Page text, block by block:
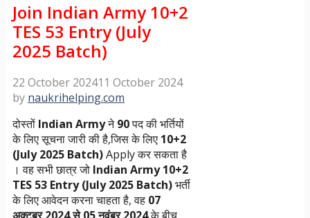
Join Indian Army 10+2
TES 53 Entry (July
2025 Batch)
22 October 202411 October 2024
by naukrihelping.com
दोस्तों Indian Armyने90पद की भर्तियों
के लिए सूचना जारी की है,जिस के लिए 10+2
(July 2025 Batch)Apply कर सकता है
। वह सभी छात्र जो Indian Army 10+2
TES 53 Entry (July 2025 Batch)भर्ती
के लिए आवेदन करना चाहता है, वह 07